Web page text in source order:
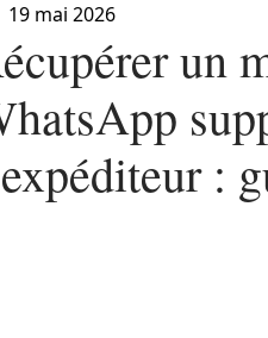
19 mai 2026
un
: